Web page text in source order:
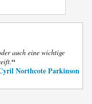
auch eine wichtige
“
Northcote Parkinson